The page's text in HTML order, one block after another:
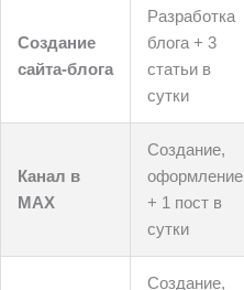
Создание
сайта-блога
Разработка
блога + 3
статьи в
сутки
Канал в
MAX
Создание,
оформление
+ 1 пост в
сутки
Создание,